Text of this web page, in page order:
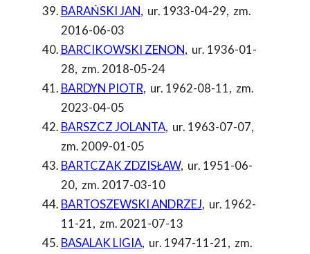
BARAŃSKI JAN, ur. 1933-04-29, zm.
2016-06-03
BARCIKOWSKI ZENON, ur. 1936-01-
28, zm. 2018-05-24
BARDYN PIOTR, ur. 1962-08-11, zm.
2023-04-05
BARSZCZ JOLANTA, ur. 1963-07-07,
zm. 2009-01-05
BARTCZAK ZDZISŁAW, ur. 1951-06-
20, zm. 2017-03-10
BARTOSZEWSKI ANDRZEJ, ur. 1962-
11-21, zm. 2021-07-13
BASALAK LIGIA, ur. 1947-11-21, zm.